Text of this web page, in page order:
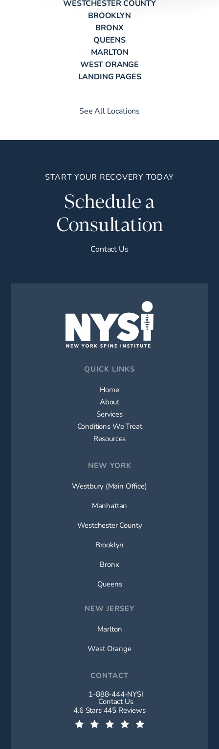
WESTCHESTER COUNTY
BROOKLYN
BRONX
QUEENS
MARLTON
WEST ORANGE
LANDING PAGES
See All Locations
START YOUR RECOVERY TODAY
Schedule a
Consultation
Contact Us
QUICK LINKS
Home
About
Services
Conditions We Treat
Resources
NEW YORK
Westbury (Main Office)
Manhattan
Westchester County
Brooklyn
Bronx
Queens
NEW JERSEY
Marlton
West Orange
CONTACT
Call New York Spine Institute on
1-888-444-NYSI
Contact Us
New York Spine Institute reviews:
4.6 Stars 445 Reviews